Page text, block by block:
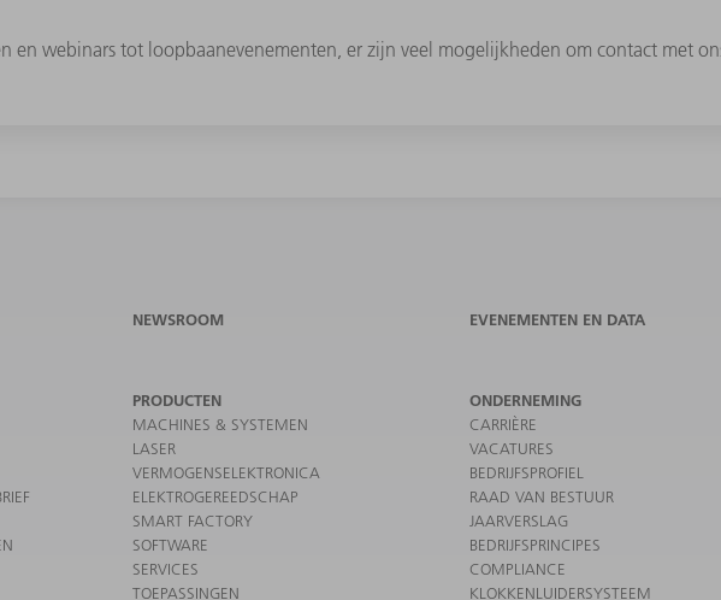
en webinars tot loopbaanevenementen, er zijn veel mogelijkheden om contact met
NEWSROOM EVENEMENTEN EN DATA
PRODUCTEN
MACHINES & SYSTEMEN
LASER
VERMOGENSELEKTRONICA
ELEKTROGEREEDSCHAP
SMART FACTORY
SOFTWARE
SERVICES
TOEPASSINGEN
ONDERNEMING
CARRIÈRE
VACATURES
BEDRIJFSPROFIEL
RAAD VAN BESTUUR
JAARVERSLAG
BEDRIJFSPRINCIPES
COMPLIANCE
KLOKKENLUIDERSYSTEEM